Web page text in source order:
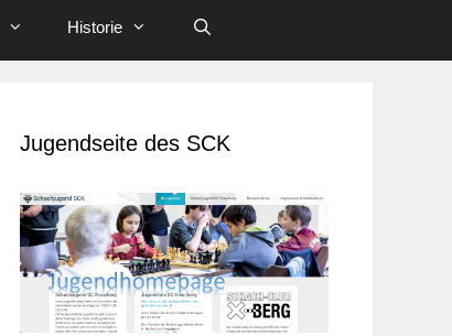
Historie
Jugendseite des SCK